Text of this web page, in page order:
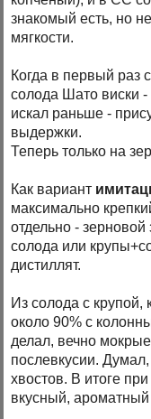
знакомый есть, но
мягкости.
Когда в первый раз
солода Шато виски -
искал раньше -
выдержки.
Теперь только на
Как вариант
максимально
отдельно -
солода или
дистиллят.
Из солода с крупой,
около 90% с
делал, вечно мокрые
послевкусии. Думал,
хвостов. В итоге
вкусный, ароматный